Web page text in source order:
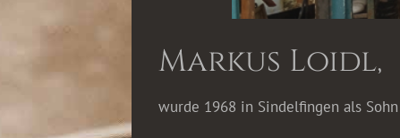
Markus Loidl,
wurde 1968 in Sindelfingen als